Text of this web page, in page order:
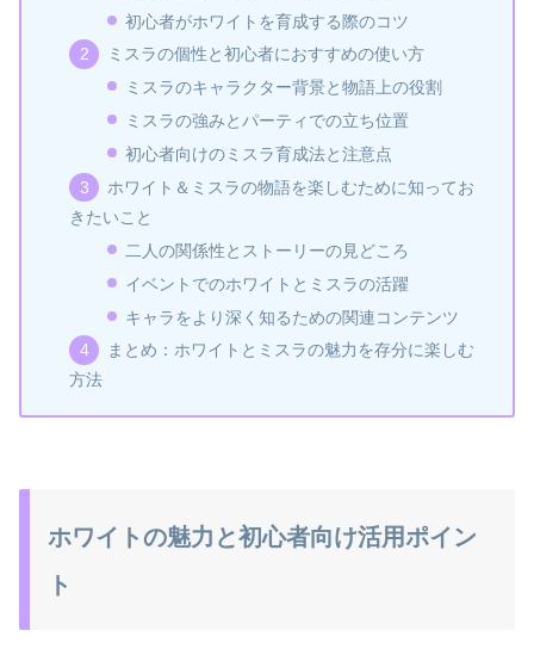
初心者がホワイトを育成する際のコツ
ミスラの個性と初心者におすすめの使い方
ミスラのキャラクター背景と物語上の役割
ミスラの強みとパーティでの立ち位置
初心者向けのミスラ育成法と注意点
ホワイト＆ミスラの物語を楽しむために知ってお
きたいこと
二人の関係性とストーリーの見どころ
イベントでのホワイトとミスラの活躍
キャラをより深く知るための関連コンテンツ
まとめ：ホワイトとミスラの魅力を存分に楽しむ
方法
ホワイトの魅力と初心者向け活用ポイン
ト